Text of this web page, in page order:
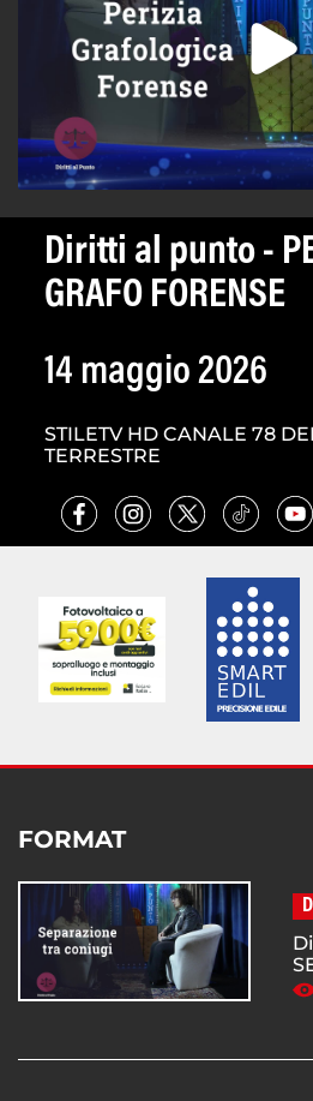
Diritti al punto -
GRAFO FORENSE
14 maggio 2026
STILETV HD CANALE 78
TERRESTRE
FORMAT